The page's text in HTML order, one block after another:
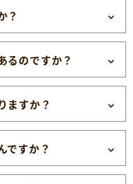
？
るのですか？
ますか？
ですか？